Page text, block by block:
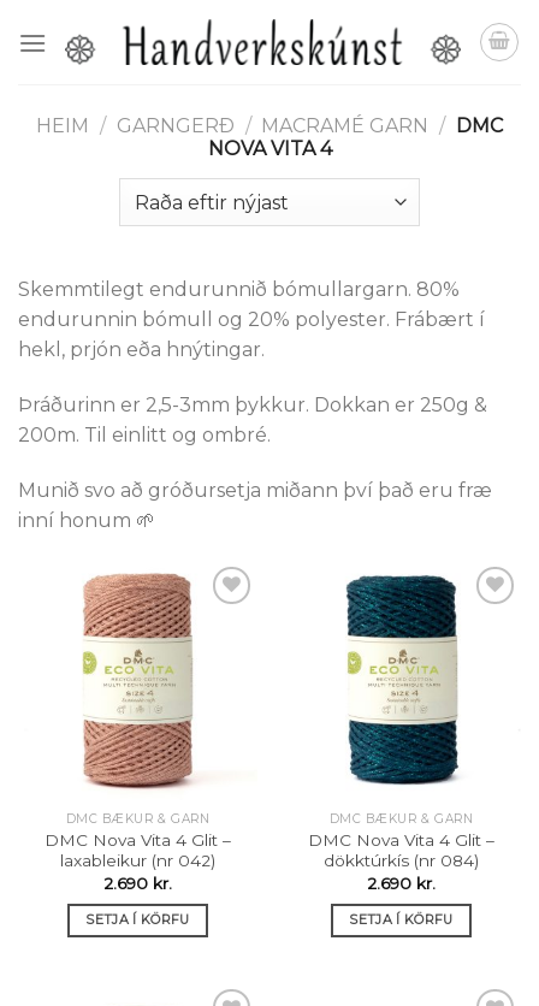
HEIM / GARNGERÐ / MACRAMÉ GARN / DMC
NOVA VITA 4
Skemmtilegt endurunnið bómullargarn. 80%
endurunnin bómull og 20% polyester. Frábært í
hekl, prjón eða hnýtingar.
Þráðurinn er 2,5-3mm þykkur. Dokkan er 250g &
200m. Til einlitt og ombré.
Munið svo að gróðursetja miðann því það eru fræ
inní honum 🌱
DMC BÆKUR & GARN
DMC Nova Vita 4 Glit –
laxableikur (nr 042)
2.690 kr.
SETJA Í KÖRFU
DMC BÆKUR & GARN
DMC Nova Vita 4 Glit –
dökktúrkís (nr 084)
2.690 kr.
SETJA Í KÖRFU